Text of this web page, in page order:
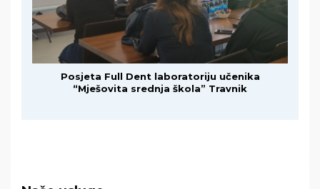
Posjeta Full Dent laboratoriju učenika
“Mješovita srednja škola” Travnik